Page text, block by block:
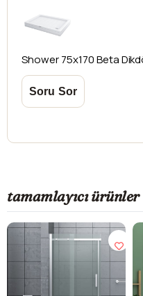
Shower75x170 Beta
tamamlayıcı ürünler